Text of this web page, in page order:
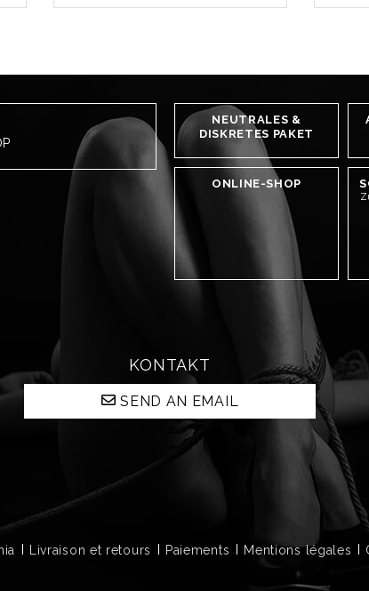
NEUTRALES &
DISKRETES PAKET
ONLINE-SHOP
KONTAKT
SEND AN EMAIL
Livraison et retours Paiements Mentions légales